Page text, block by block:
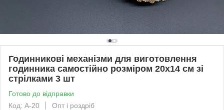
Годинникові механізми для виготовлення
годинника самостійно розміром 20х14 см зі
стрілками 3 шт
Готово до відправки
Код: A-20
Опт і роздріб